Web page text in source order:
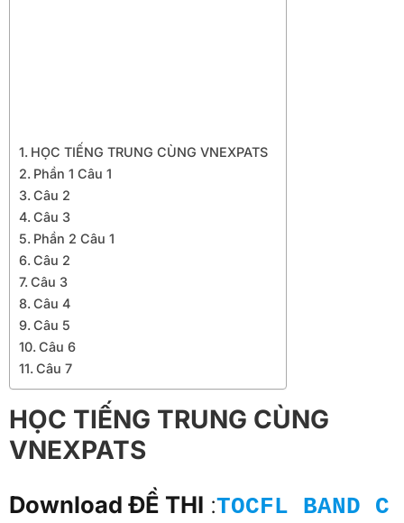
HỌC TIẾNG TRUNG CÙNG VNEXPATS
Phần 1 Câu 1
Câu 2
Câu 3
Phần 2 Câu 1
Câu 2
Câu 3
Câu 4
Câu 5
Câu 6
Câu 7
HỌC TIẾNG TRUNG CÙNG
VNEXPATS
Download ĐỀ THI :TOCFL BAND C